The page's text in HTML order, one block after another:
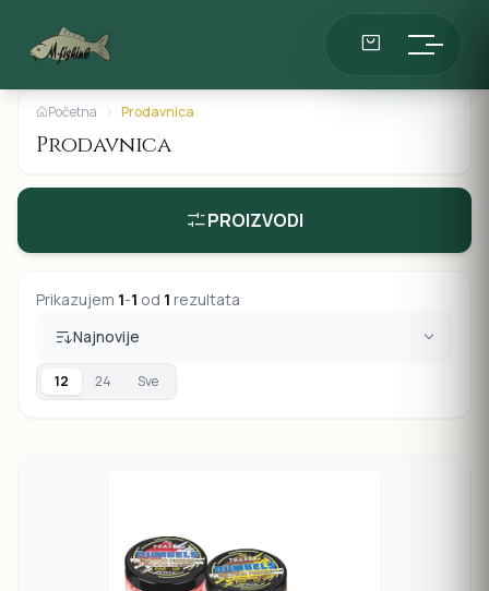
Početna Prodavnica
Prodavnica
PROIZVODI
Prikazujem 1-1 od 1 rezultata
Najnovije
12 24 Sve